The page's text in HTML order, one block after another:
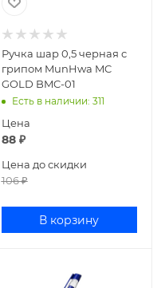
Ручка шар 0,5 черная с
грипом MunHwa MC
GOLD BMC-01
Есть в наличии: 311
Цена
88₽
Цена до скидки
106₽
В корзину